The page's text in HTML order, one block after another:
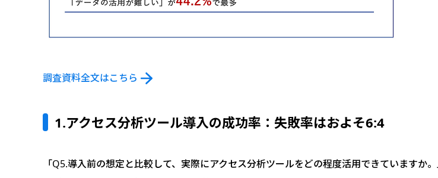
調査資料全文はこちら
1.アクセス分析ツール導入の成功率：失敗率はおよそ6:4
「Q5.導入前の想定と比較して、実際にアクセス分析ツールをどの程度活用できています